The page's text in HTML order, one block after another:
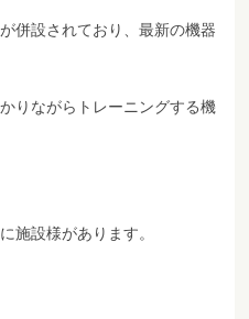
併設されており、最新の機器
りながらトレーニングする機
施設様があります。